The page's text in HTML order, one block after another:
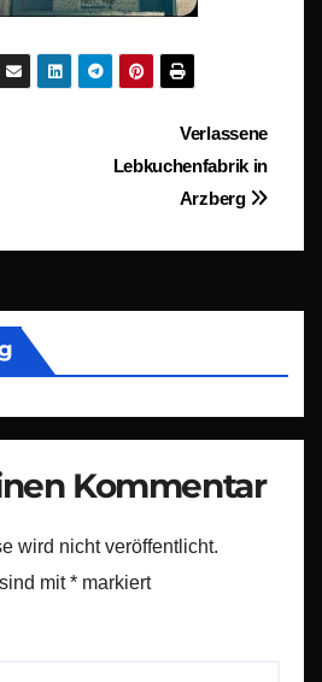
Verlassene
Lebkuchenfabrik in
Arzberg
Kommentar
wird nicht veröffentlicht.
mit* markiert